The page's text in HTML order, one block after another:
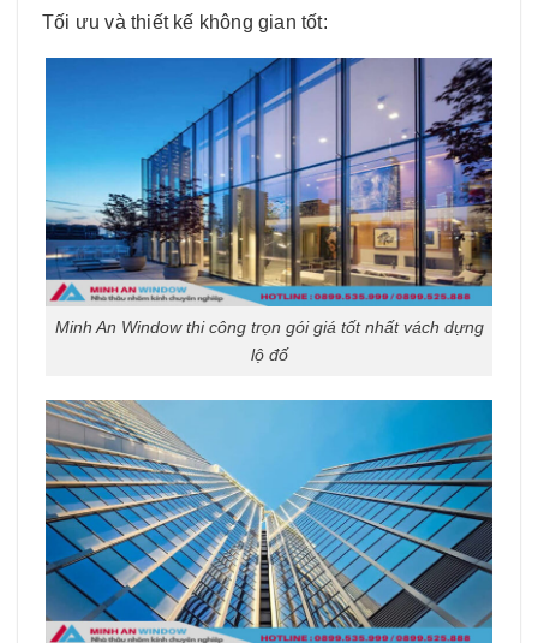
Tối ưu và thiết kế không gian tốt:
Minh An Window thi công trọn gói giá tốt nhất vách dựng
lộ đố